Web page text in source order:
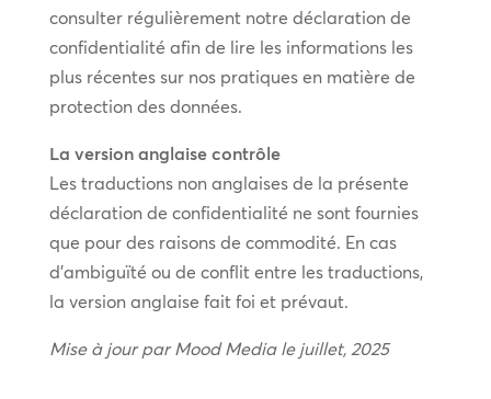
consulter régulièrement notre déclaration de
confidentialité afin de lire les informations les
plus récentes sur nos pratiques en matière de
protection des données.
La version anglaise contrôle
Les traductions non anglaises de la présente
déclaration de confidentialité ne sont fournies
que pour des raisons de commodité. En cas
d’ambiguïté ou de conflit entre les traductions,
la version anglaise fait foi et prévaut.
Mise à jour par Mood Media le juillet, 2025